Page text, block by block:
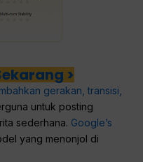
>
gerakan, transisi,
untuk posting
sederhana. Google’s
yang menonjol di